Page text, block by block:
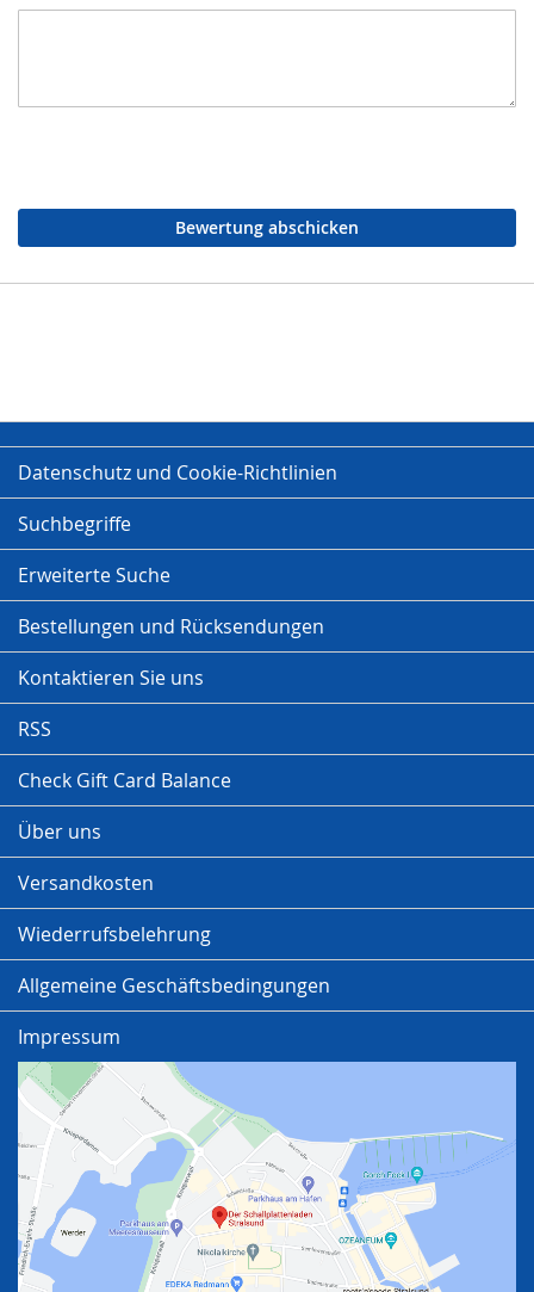
Bewertung abschicken
Datenschutz und Cookie-Richtlinien
Suchbegriffe
Erweiterte Suche
Bestellungen und Rücksendungen
Kontaktieren Sie uns
RSS
Check Gift Card Balance
Über uns
Versandkosten
Wiederrufsbelehrung
Allgemeine Geschäftsbedingungen
Impressum